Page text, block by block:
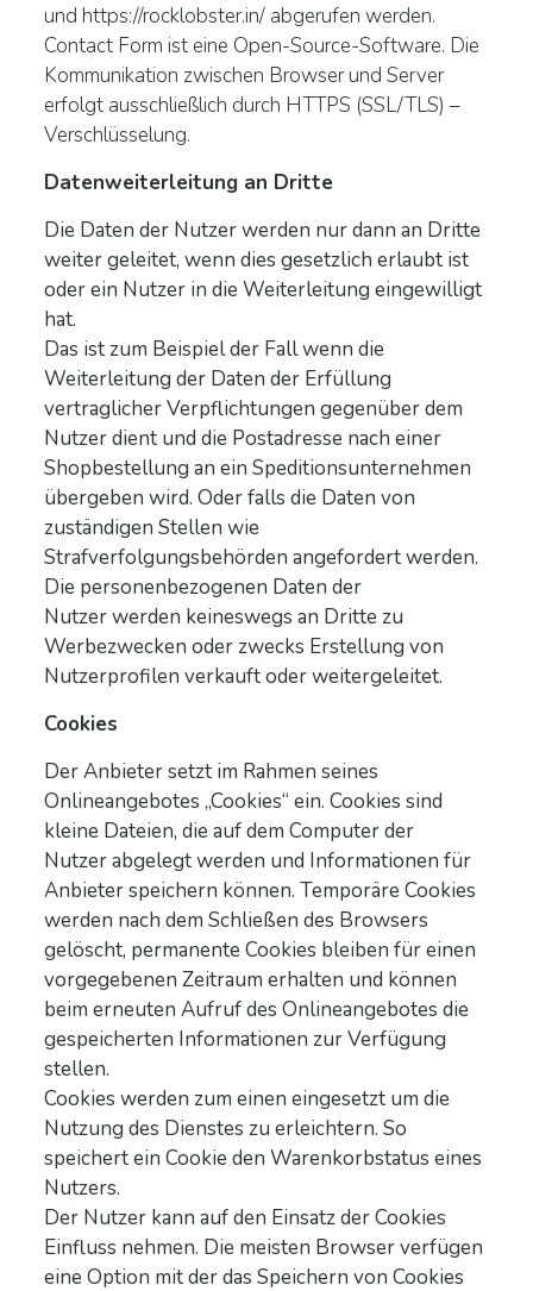
und https://rocklobster.in/ abgerufen werden.
Contact Form ist eine Open-Source-Software. Die
Kommunikation zwischen Browser und Server
erfolgt ausschließlich durch HTTPS (SSL/TLS) –
Verschlüsselung.
Datenweiterleitung an Dritte
Die Daten der Nutzer werden nur dann an Dritte
weiter geleitet, wenn dies gesetzlich erlaubt ist
oder ein Nutzer in die Weiterleitung eingewilligt
hat.
Das ist zum Beispiel der Fall wenn die
Weiterleitung der Daten der Erfüllung
vertraglicher Verpflichtungen gegenüber dem
Nutzer dient und die Postadresse nach einer
Shopbestellung an ein Speditionsunternehmen
übergeben wird. Oder falls die Daten von
zuständigen Stellen wie
Strafverfolgungsbehörden angefordert werden.
Die personenbezogenen Daten der
Nutzer werden keineswegs an Dritte zu
Werbezwecken oder zwecks Erstellung von
Nutzerprofilen verkauft oder weitergeleitet.
Cookies
Der Anbieter setzt im Rahmen seines
Onlineangebotes „Cookies“ ein. Cookies sind
kleine Dateien, die auf dem Computer der
Nutzer abgelegt werden und Informationen für
Anbieter speichern können. Temporäre Cookies
werden nach dem Schließen des Browsers
gelöscht, permanente Cookies bleiben für einen
vorgegebenen Zeitraum erhalten und können
beim erneuten Aufruf des Onlineangebotes die
gespeicherten Informationen zur Verfügung
stellen.
Cookies werden zum einen eingesetzt um die
Nutzung des Dienstes zu erleichtern. So
speichert ein Cookie den Warenkorbstatus eines
Nutzers.
Der Nutzer kann auf den Einsatz der Cookies
Einfluss nehmen. Die meisten Browser verfügen
eine Option mit der das Speichern von Cookies